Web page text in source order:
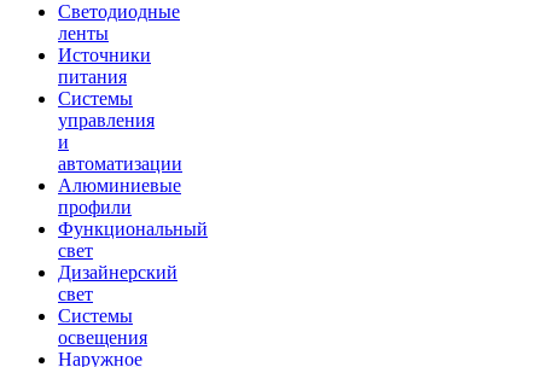
Светодиодные
ленты
Источники
питания
Системы
управления
и
автоматизации
Алюминиевые
профили
Функциональный
свет
Дизайнерский
свет
Системы
освещения
Наружное